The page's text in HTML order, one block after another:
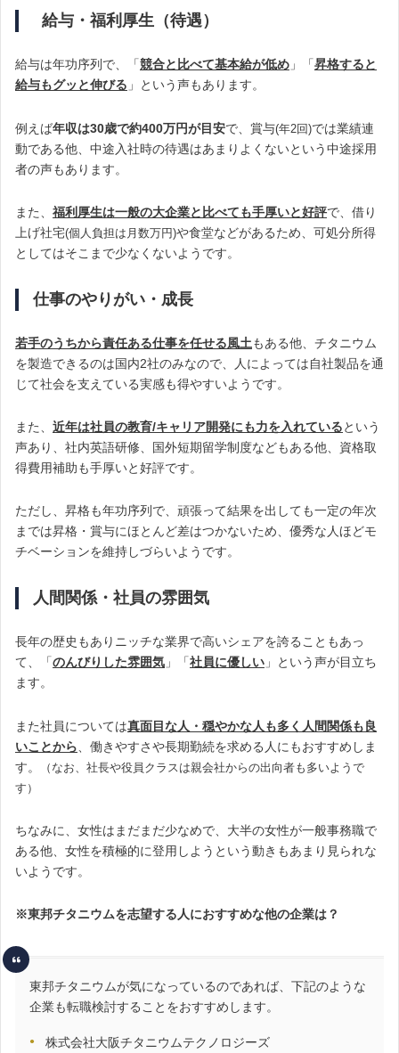
給与・福利厚生（待遇）
給与は年功序列で、「競合と比べて基本給が低め 」「昇格すると
給与もグッと伸びる 」という声もあります。
例えば年収は30歳で約400万円が目安で、賞与(年2回)では業績連
動である他、中途入社時の待遇はあまりよくないという中途採用
者の声もあります。
また、 福利厚生は一般の大企業と比べても手厚いと好評で、借り
上げ社宅(個人負担は月数万円)や食堂などがあるため、可処分所得
としてはそこまで少なくないようです。
仕事のやりがい・成長
若手のうちから責任ある仕事を任せる風土もある他、チタニウム
を製造できるのは国内2社のみなので、人によっては自社製品を通
じて社会を支えている実感も得やすいようです。
また、 近年は社員の教育/キャリア開発にも力を入れているという
声あり、社内英語研修、国外短期留学制度などもある他、資格取
得費用補助も手厚いと好評です。
ただし、昇格も年功序列で、頑張って結果を出しても一定の年次
までは昇格・賞与にほとんど差はつかないため、優秀な人ほどモ
チベーションを維持しづらいようです。
人間関係・社員の雰囲気
長年の歴史もありニッチな業界で高いシェアを誇ることもあっ
て、「のんびりした雰囲気 」「社員に優しい 」という声が目立ち
ます。
また社員については真面目な人・穏やかな人も多く人間関係も良
いことから 、働きやすさや長期勤続を求める人にもおすすめしま
す。
（なお、社長や役員クラスは親会社からの出向者も多いようで
す）
ちなみに、女性はまだまだ少なめで、大半の女性が一般事務職で
ある他、女性を積極的に登用しようという動きもあまり見られな
いようです。
※東邦チタニウムを志望する人におすすめな他の企業は？
東邦チタニウムが気になっているのであれば、下記のような
企業も転職検討することをおすすめします。
株式会社大阪チタニウムテクノロジーズ